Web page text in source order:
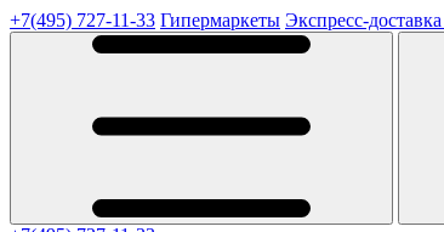
+7(495) 727-11-33 Гипермаркеты Экспресс-доставка